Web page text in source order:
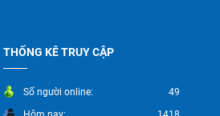
THỐNG KÊ TRUY CẬP
Số người online:
49